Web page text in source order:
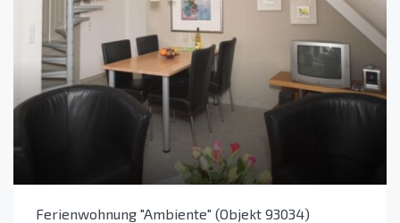
Ferienwohnung "Ambiente" (Objekt 93034)